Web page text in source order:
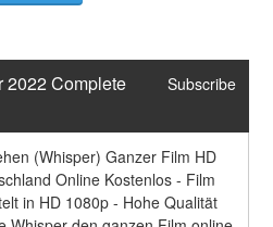
2022 Complete
Subscribe
(Whisper) Ganzer Film HD
Online Kostenlos - Film
in HD 1080p - Hohe Qualität